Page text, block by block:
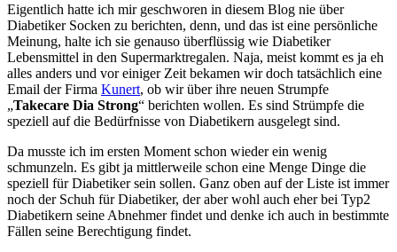
Eigentlich hatte ich mir geschworen in diesem Blog nie über
Diabetiker Socken zu berichten, denn, und das ist eine persönliche
Meinung, halte ich sie genauso überflüssig wie Diabetiker
Lebensmittel in den Supermarktregalen. Naja, meist kommt es ja eh
alles anders und vor einiger Zeit bekamen wir doch tatsächlich eine
Email der Firma Kunert, ob wir über ihre neuen Strumpfe
„Takecare Dia Strong“ berichten wollen. Es sind Strümpfe die
speziell auf die Bedürfnisse von Diabetikern ausgelegt sind.
Da musste ich im ersten Moment schon wieder ein wenig
schmunzeln. Es gibt ja mittlerweile schon eine Menge Dinge die
speziell für Diabetiker sein sollen. Ganz oben auf der Liste ist immer
noch der Schuh für Diabetiker, der aber wohl auch eher bei Typ2
Diabetikern seine Abnehmer findet und denke ich auch in bestimmte
Fällen seine Berechtigung findet.